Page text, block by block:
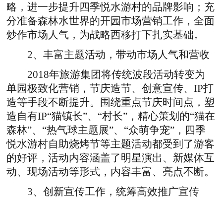
略，进一步提升四季悦水游村的品牌影响；充
分准备森林水世界的开园市场营销工作，全面
炒作市场人气，为战略西移打下扎实基础。
2、丰富主题活动，带动市场人气和营收
2018年旅游集团将传统波段活动转变为
单园极致化营销，节庆造节、创意宣传、IP打
造等手段不断提升。围绕重点节庆时间点，塑
造自有IP“猫镇长”、“村长”，精心策划的“猫在
森林”、“热气球主题展”、“众萌争宠”，四季
悦水游村自助烧烤节等主题活动都受到了游客
的好评，活动内容涵盖了明星演出、新媒体互
动、现场活动等形式，内容丰富、亮点不断。
3、创新宣传工作，统筹高效推广宣传